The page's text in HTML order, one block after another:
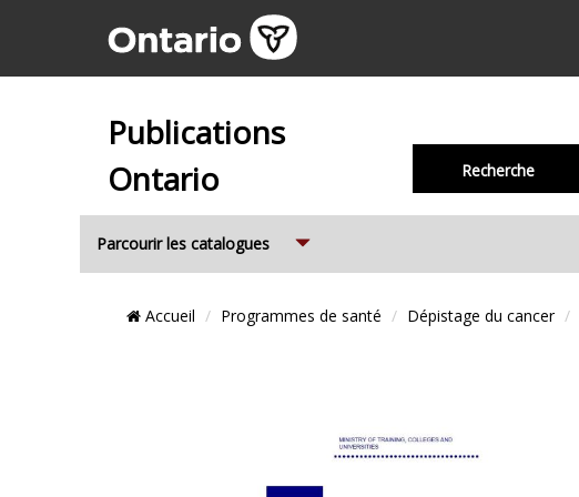
Publications
Ontario
Recherche
Parcourir les catalogues
Emplacement
Accueil Programmes de santé Dépistage du cancer